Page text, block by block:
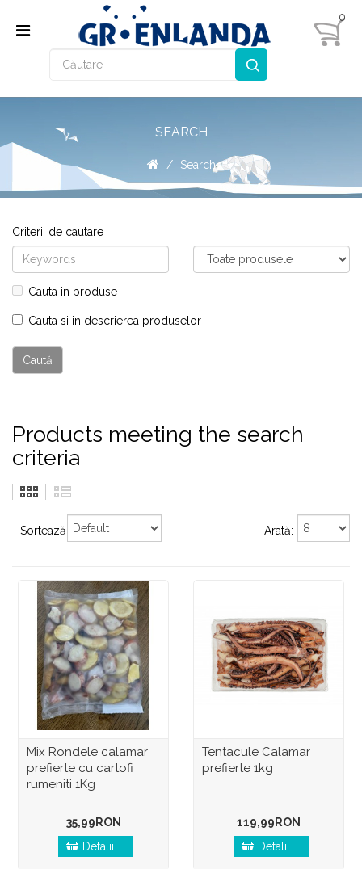
0
SEARCH
Search
Criterii de cautare
Cauta in produse
Cauta si in descrierea produselor
Products meeting the search
criteria
Sortează: Arată:
Mix Rondele calamar
prefierte cu cartofi
rumeniti 1Kg
35,99RON
Detalii
Tentacule Calamar
prefierte 1kg
119,99RON
Detalii